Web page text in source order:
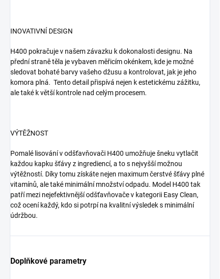
INOVATIVNÍ DESIGN
H400 pokračuje v našem závazku k dokonalosti designu. Na
přední straně těla je vybaven měřicím okénkem, kde je možné
sledovat bohaté barvy vašeho džusu a kontrolovat, jak je jeho
komora plná. Tento detail přispívá nejen k estetickému zážitku,
ale také k větší kontrole nad celým procesem.
VÝTĚŽNOST
Pomalé lisování v odšťavňovači H400 umožňuje šneku vytlačit
každou kapku šťávy z ingrediencí, a to s nejvyšší možnou
výtěžností. Díky tomu získáte nejen maximum čerstvé šťávy plné
vitamínů, ale také minimální množství odpadu. Model H400 tak
patří mezi nejefektivnější odšťavňovače v kategorii Easy Clean,
což ocení každý, kdo si potrpí na kvalitní výsledek s minimální
údržbou.
Doplňkové parametry